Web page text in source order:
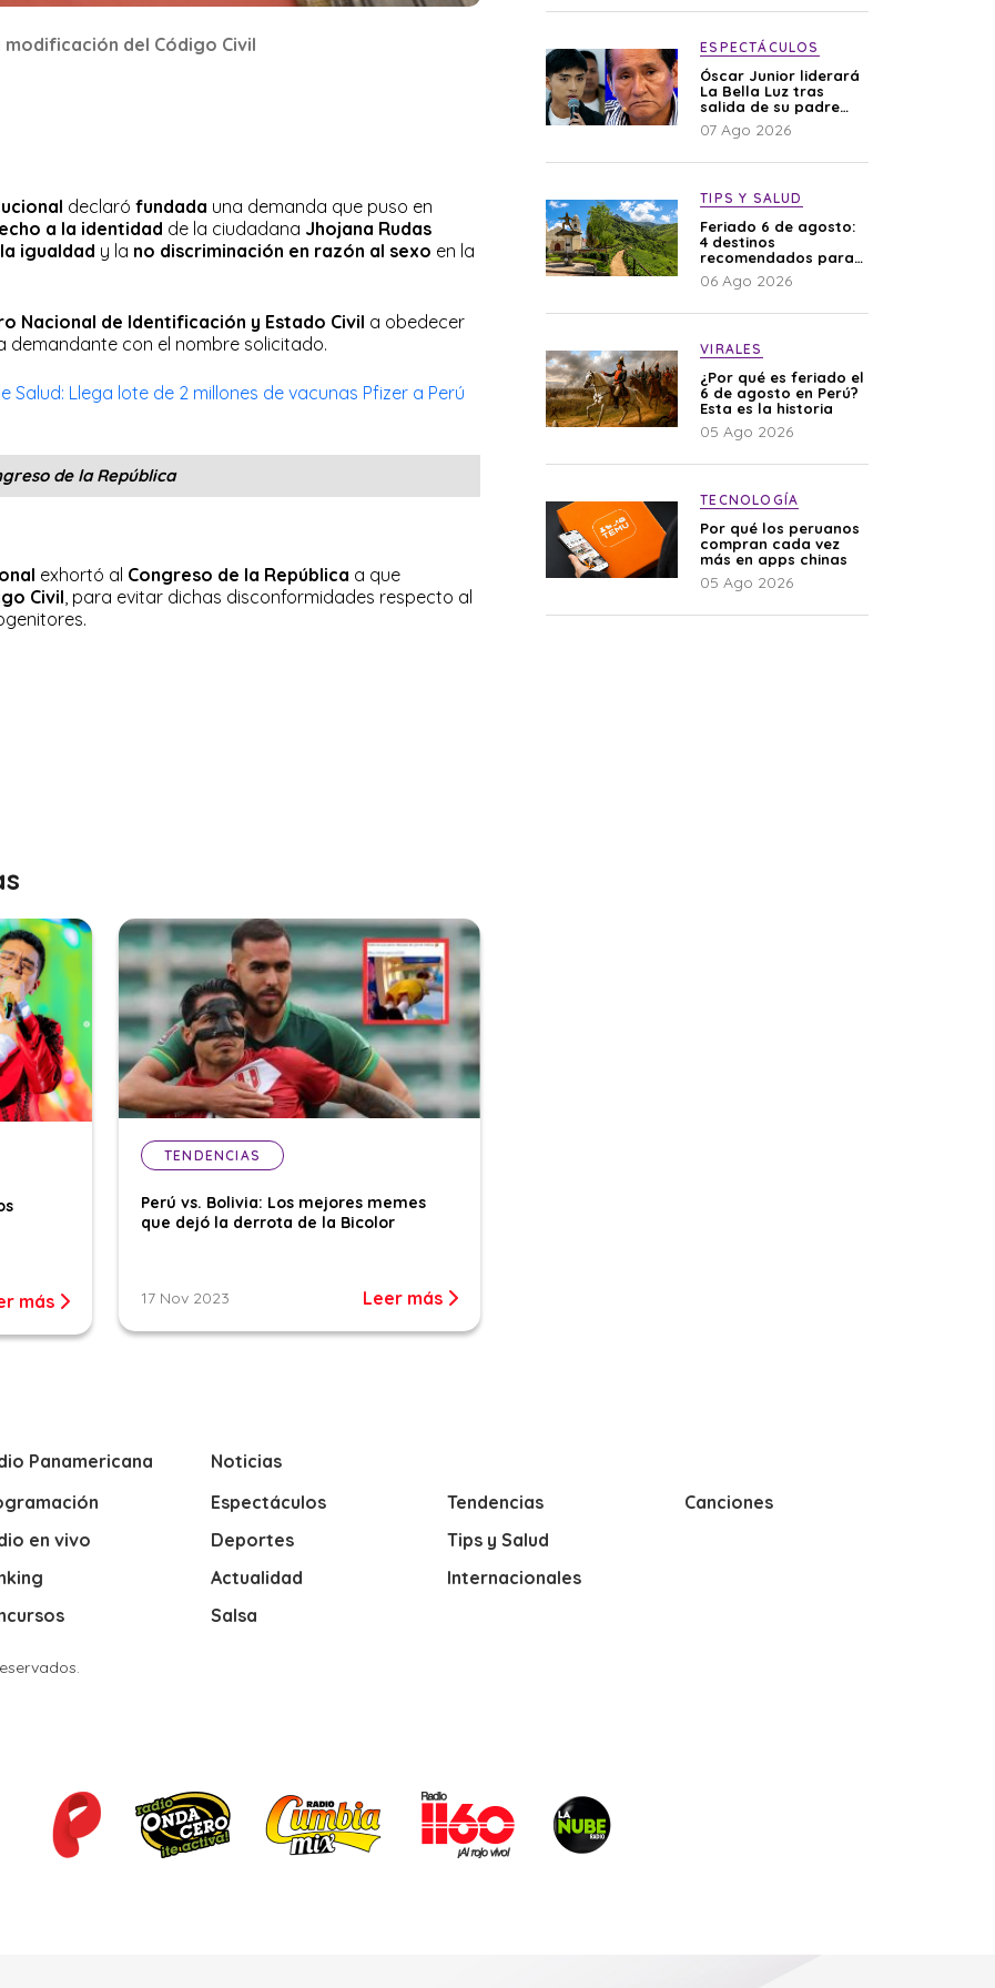
del Código Civil
declaró fundada una demanda que puso en
a la identidad de la ciudadana Jhojana Rudas
igualdad y la no discriminación en razón al sexo en la
Nacional de Identificación y Estado Civil a obedecer
demandante con el nombre solicitado.
Salud: Llega lote de 2 millones de vacunas Pfizer a Perú
de la República
exhortó al Congreso de la República a que
Civil , para evitar dichas disconformidades respecto al
más
TENDENCIAS
Perú vs. Bolivia: Los mejores memes
que dejó la derrota de la Bicolor
17 Nov 2023 Leer más
ESPECTÁCULOS
Óscar Junior liderará
La Bella Luz tras
salida de su padre
por polémica con
Naldy Saldaña
07 Ago 2026
TIPS Y SALUD
Feriado 6 de agosto:
4 destinos
recomendados para
disfrutar el descanso
06 Ago 2026
VIRALES
¿Por qué es feriado el
6 de agosto en Perú?
Esta es la historia
05 Ago 2026
TECNOLOGÍA
Por qué los peruanos
compran cada vez
más en apps chinas
05 Ago 2026
Panamericana
en vivo
Noticias
Espectáculos
Deportes
Actualidad
Salsa
Tendencias
Tips y Salud
Internacionales
Canciones